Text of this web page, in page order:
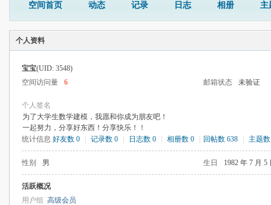
空间首页 动态 记录 日志 相册 主
个人资料
宝宝(UID: 3548)
空间访问量
6 邮箱状态 未验证
个人签名
为了大学生数学建模，我愿和你成为朋友吧！
一起努力，分享好东西！分享快乐！！
统计信息 好友数 0 记录数 0 日志数 0 相册数 0 回帖数 638 主题
性别 男 生日 1982 年 7 月 5
活跃概况
用户组 高级会员